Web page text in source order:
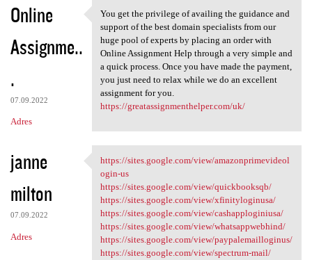
Online
Assignme..
.
07.09.2022
Adres
You get the privilege of
You get the privilege of availing the guidance and
support of the best domain specialists from our
huge pool of experts by placing an order with
Online Assignment Help through a very simple and
a quick process. Once you have made the payment,
you just need to relax while we do an excellent
assignment for you.
https://greatassignmenthelper.com/uk/
janne
milton
07.09.2022
Adres
https://sites.google.com/view
https://sites.google.com/view/amazonprimevideol
ogin-us
https://sites.google.com/view/quickbooksqb/
https://sites.google.com/view/xfinityloginusa/
https://sites.google.com/view/cashapploginiusa/
https://sites.google.com/view/whatsappwebhind/
https://sites.google.com/view/paypalemailloginus/
https://sites.google.com/view/spectrum-mail/